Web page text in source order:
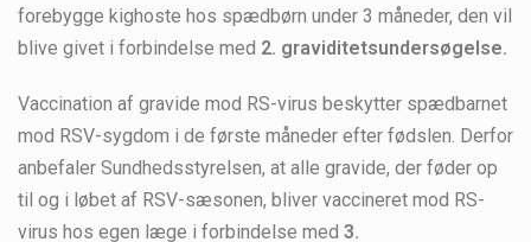
forebygge kighoste hos spædbørn under 3 måneder, den vil
blive givet i forbindelse med 2. graviditetsundersøgelse.
Vaccination af gravide mod RS-virus beskytter spædbarnet
mod RSV-sygdom i de første måneder efter fødslen. Derfor
anbefaler Sundhedsstyrelsen, at alle gravide, der føder op
til og i løbet af RSV-sæsonen, bliver vaccineret mod RS-
virus hos egen læge i forbindelse med 3.